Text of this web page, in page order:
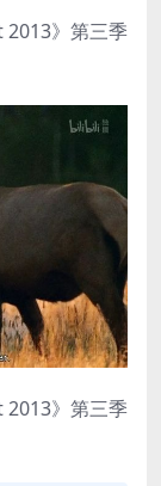
》第三季
》第三季